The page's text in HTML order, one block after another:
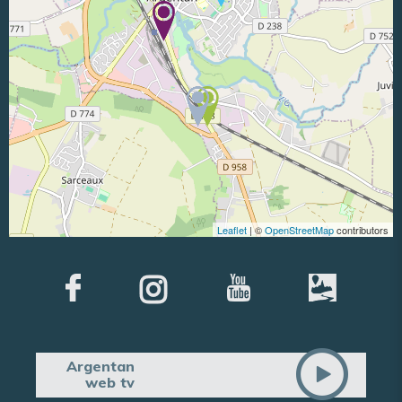
Leaflet | ©OpenStreetMapcontributors
Argentan
web tv